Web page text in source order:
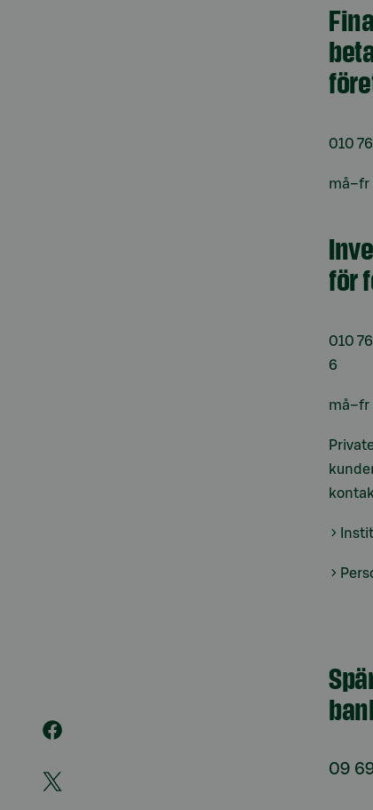
010
må–fr
för
010
6
må–fr
09